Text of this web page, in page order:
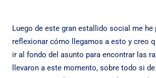
Luego de este gran estallido social me he
reflexionar cómo llegamos a esto y creo
ir al fondo del asunto para encontrar las
llevaron a este momento, sobre todo si de